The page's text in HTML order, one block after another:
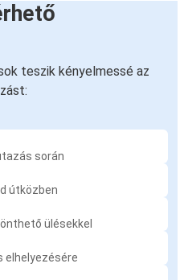
teszik kényelmessé az
során
útközben
ülésekkel
elhelyezésére